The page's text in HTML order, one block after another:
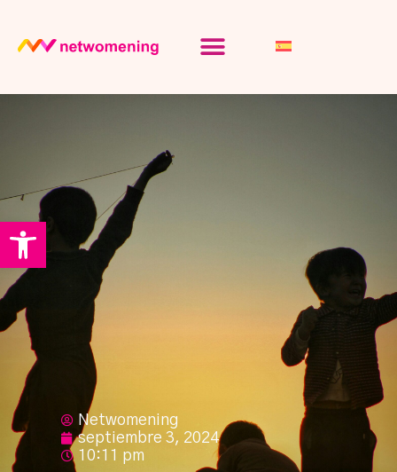
Abrir barra de herramientas
Netwomening
septiembre 3, 2024
10:11 pm